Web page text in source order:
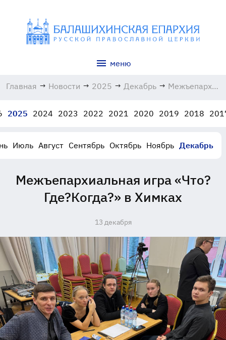
меню
Главная → Новости → 2025 → Декабрь →
в Химках
2025 2024 2023 2022 2021 2020 2019 2018
Июль Август Сентябрь Октябрь Ноябрь Декабрь
Межъепархиальная игра «Что?
Где?Когда?» в Химках
13 декабря